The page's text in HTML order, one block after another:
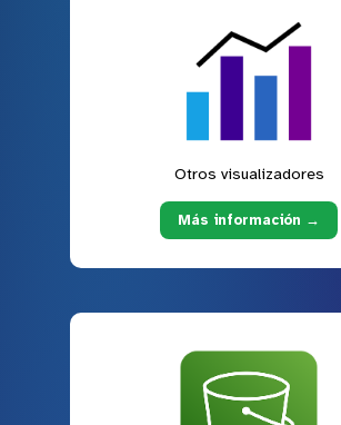
Otros visualizadores
Más información →